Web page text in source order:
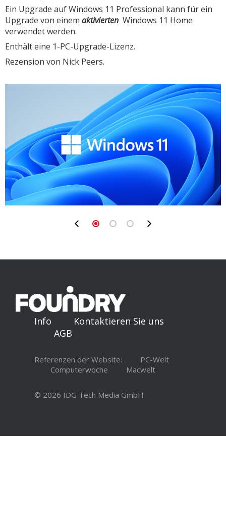
Ein Upgrade auf Windows 11 Professional kann für ein
Upgrade von einem aktivierten Windows 11 Home
verwendet werden.
Enthält eine 1-PC-Upgrade-Lizenz.
Rezension von Nick Peers.
Info
Kontaktieren Sie uns
AGB
Referenzen der Website:
PC-Welt
Computerwoche
Macwelt
© 2026 IDG Tech Media GmbH